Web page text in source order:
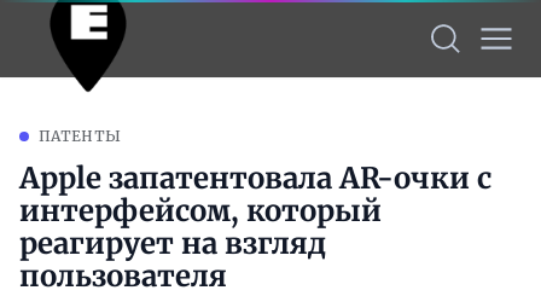
ПАТЕНТЫ
Apple запатентовала AR-очки с
интерфейсом, который
реагирует на взгляд
пользователя